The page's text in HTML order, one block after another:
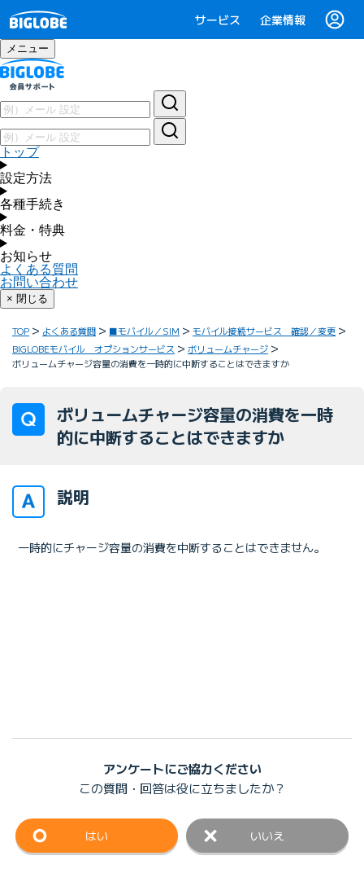
サービス 企業情報
メニュー
トップ
設定方法
各種手続き
料金・特典
お知らせ
よくある質問
お問い合わせ
× 閉じる
TOP よくある質問 ■モバイル／SIM
モバイル接続サービス 確認／変更
BIGLOBEモバイル オプションサービス
ボリュームチャージ
ボリュームチャージ容量の消費を一時的に中断することはできますか
ボリュームチャージ容量の消費を一時
的に中断することはできますか
説明
一時的にチャージ容量の消費を中断することはできません。
アンケートにご協力ください
この質問・回答は役に立ちましたか？
はい いいえ